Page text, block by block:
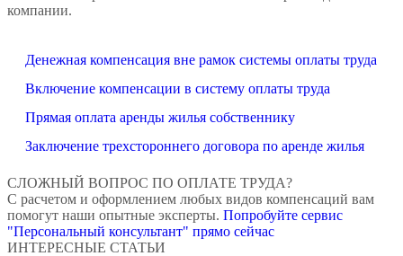
компании.
Денежная компенсация вне рамок системы оплаты труда
Включение компенсации в систему оплаты труда
Прямая оплата аренды жилья собственнику
Заключение трехстороннего договора по аренде жилья
СЛОЖНЫЙ ВОПРОС ПО ОПЛАТЕ ТРУДА?
С расчетом и оформлением любых видов компенсаций вам
помогут наши опытные эксперты. Попробуйте сервис
"Персональный консультант" прямо сейчас
ИНТЕРЕСНЫЕ СТАТЬИ